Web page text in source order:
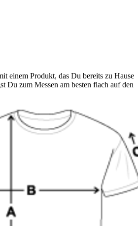
einem Produkt, das Du bereits zu Hause
Du zum Messen am besten flach auf den